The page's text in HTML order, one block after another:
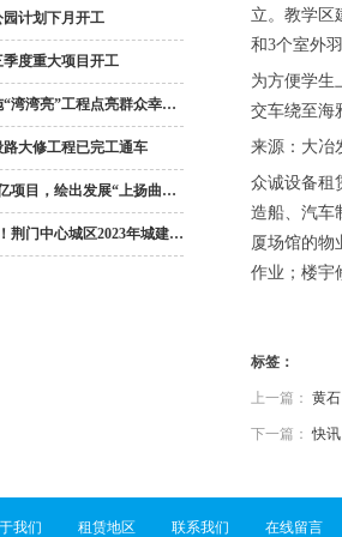
计划下月开工
季度重大项目开工
“湾湾亮”工程点亮群众幸…
大修工程已完工通车
项目，绘出发展“上扬曲…
荆门中心城区2023年城建…
立。教学区
和3个室外
为方便学生
交车绕至海
来源：大冶
众诚设备租
造船、汽车
厦场馆的物
作业；楼宇
标签：
上一篇： 黄
下一篇：快
我们 租赁地区 联系我们 在线留言